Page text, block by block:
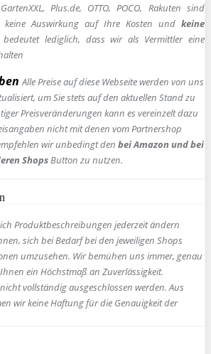
Plus.de, OTTO, POCO, Rakuten sind
keine Auswirkung auf Ihre Kosten und keine
lediglich, dass wir als Vermittler eine
Alle Preise auf diese Webseite werden von uns
um Sie stets auf den aktuellen Stand zu
Preisveränderungen kann es vereinzelt dazu
nicht mit denen vom Partnershop
wir unbedingt den bei Amazon und bei
ShopsButton zu nutzen.
Produktbeschreibungen jederzeit ändern
sich bei Bedarf bei den jeweiligen Shops
umzusehen. Wir bemühen uns immer, genau
ein Höchstmaß an Zuverlässigkeit.
vollständig ausgeschlossen werden. Aus
wir keine Haftung für die Genauigkeit der